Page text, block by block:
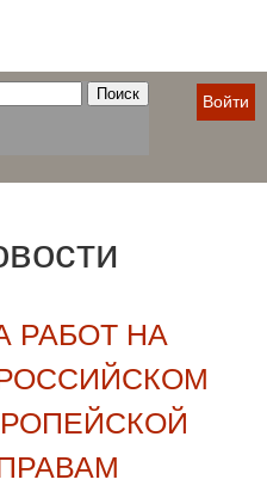
Войти
РАБОТ НА